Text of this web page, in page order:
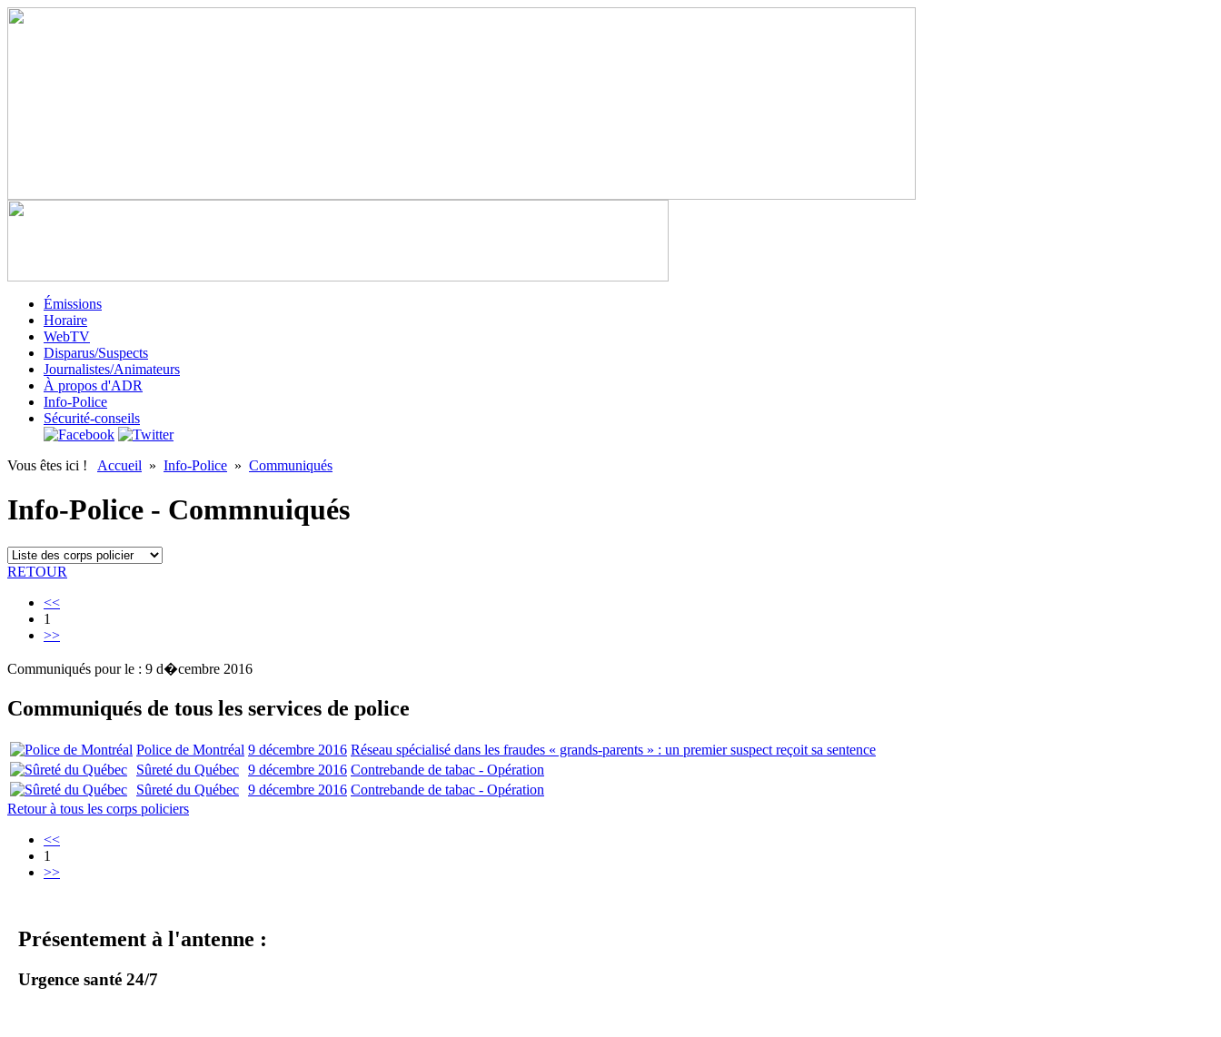
Émissions
Horaire
WebTV
Disparus/Suspects
Journalistes/Animateurs
À propos d'ADR
Info-Police
Sécurité-conseils
Vous êtes ici ! Accueil » Info-Police » Communiqués
Info-Police - Commnuiqués
RETOUR
<<
1
>>
Communiqués pour le : 9 d�cembre 2016
Communiqués de tous les services de police
Police de Montréal 9 décembre 2016 Réseau spécialisé dans les fraudes « grands-parents » : un premier suspect reçoit sa sentence
Sûreté du Québec 9 décembre 2016 Contrebande de tabac - Opération
Sûreté du Québec 9 décembre 2016 Contrebande de tabac - Opération
Retour à tous les corps policiers
<<
1
>>
Présentement à l'antenne :
Urgence santé 24/7